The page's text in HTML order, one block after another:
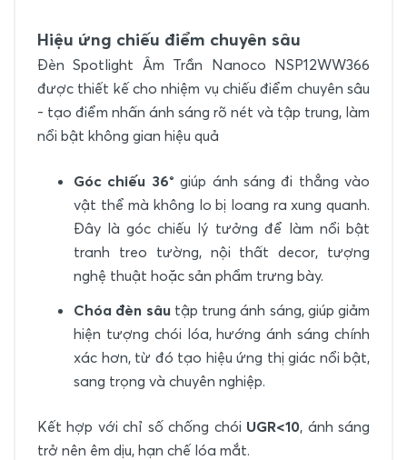
Hiệu ứng chiếu điểm chuyên sâu
Đèn Spotlight Âm Trần Nanoco NSP12WW366
được thiết kế cho nhiệm vụ chiếu điểm chuyên sâu
- tạo điểm nhấn ánh sáng rõ nét và tập trung, làm
nổi bật không gian hiệu quả
Góc chiếu 36° giúp ánh sáng đi thẳng vào
vật thể mà không lo bị loang ra xung quanh.
Đây là góc chiếu lý tưởng để làm nổi bật
tranh treo tường, nội thất decor, tượng
nghệ thuật hoặc sản phẩm trưng bày.
Chóa đèn sâutập trung ánh sáng, giúp giảm
hiện tượng chói lóa, hướng ánh sáng chính
xác hơn, từ đó tạo hiệu ứng thị giác nổi bật,
sang trọng và chuyên nghiệp.
Kết hợp với chỉ số chống chói UGR<10, ánh sáng
trở nên êm dịu, hạn chế lóa mắt.